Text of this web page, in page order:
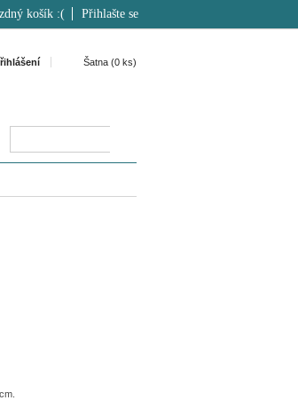
košík :( Přihlašte se
Šatna (0 ks)